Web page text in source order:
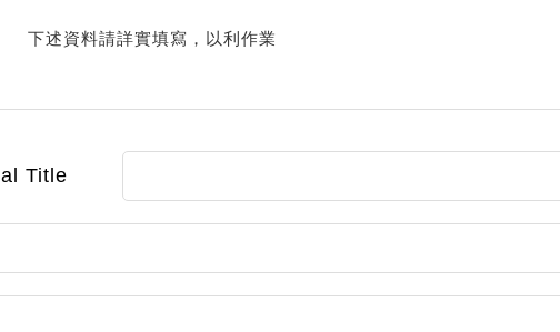
下述資料請詳實填寫，以利作業
Title